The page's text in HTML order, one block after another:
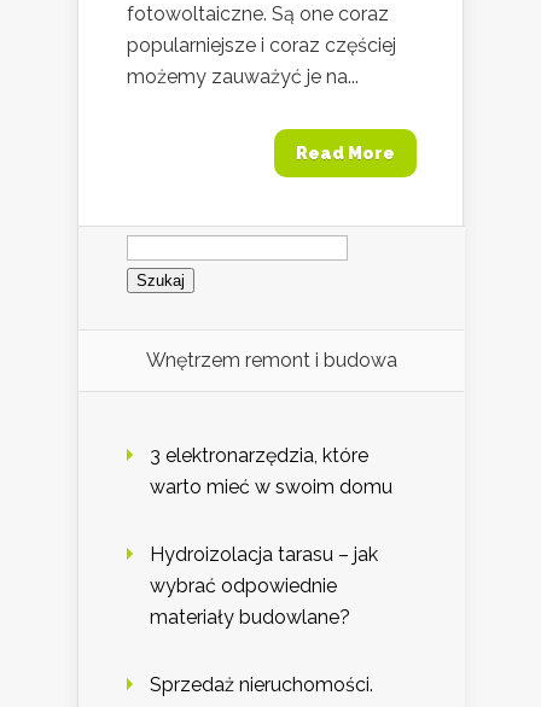
fotowoltaiczne. Są one coraz
popularniejsze i coraz częściej
możemy zauważyć je na...
Read More
Szukaj:
Wnętrzem remont i budowa
3 elektronarzędzia, które
warto mieć w swoim domu
Hydroizolacja tarasu – jak
wybrać odpowiednie
materiały budowlane?
Sprzedaż nieruchomości.